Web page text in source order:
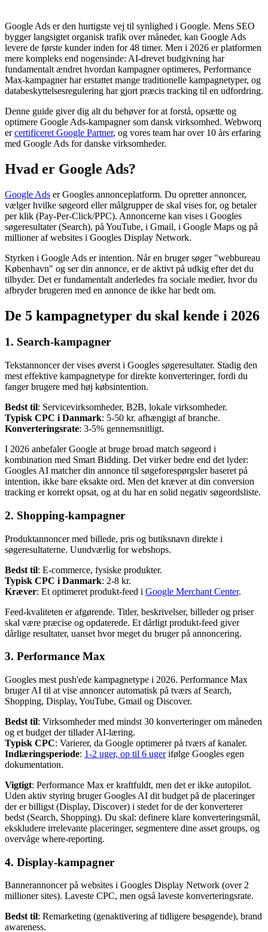
Google Ads er den hurtigste vej til synlighed i Google. Mens SEO
bygger langsigtet organisk trafik over måneder, kan Google Ads
levere de første kunder inden for 48 timer. Men i 2026 er platformen
mere kompleks end nogensinde: AI-drevet budgivning har
fundamentalt ændret hvordan kampagner optimeres, Performance
Max-kampagner har erstattet mange traditionelle kampagnetyper, og
databeskyttelsesregulering har gjort præcis tracking til en udfordring.
Denne guide giver dig alt du behøver for at forstå, opsætte og
optimere Google Ads-kampagner som dansk virksomhed. Webworq
ercertificeret Google Partner, og vores team har over 10 års erfaring
med Google Ads for danske virksomheder.
Hvad er Google Ads?
Google Ads er Googles annonceplatform. Du opretter annoncer,
vælger hvilke søgeord eller målgrupper de skal vises for, og betaler
per klik (Pay-Per-Click/PPC). Annoncerne kan vises i Googles
søgeresultater (Search), på YouTube, i Gmail, i Google Maps og på
millioner af websites i Googles Display Network.
Styrken i Google Ads er intention. Når en bruger søger "webbureau
København" og ser din annonce, er de aktivt på udkig efter det du
tilbyder. Det er fundamentalt anderledes fra sociale medier, hvor du
afbryder brugeren med en annonce de ikke har bedt om.
De 5 kampagnetyper du skal kende i 2026
1. Search-kampagner
Tekstannoncer der vises øverst i Googles søgeresultater. Stadig den
mest effektive kampagnetype for direkte konverteringer, fordi du
fanger brugere med høj købsintention.
Bedst til: Servicevirksomheder, B2B, lokale virksomheder.
Typisk CPC i Danmark: 5-50 kr. afhængigt af branche.
Konverteringsrate: 3-5% gennemsnitligt.
I 2026 anbefaler Google at bruge broad match søgeord i
kombination med Smart Bidding. Det virker bedre end det lyder:
Googles AI matcher din annonce til søgeforespørgsler baseret på
intention, ikke bare eksakte ord. Men det kræver at din conversion
tracking er korrekt opsat, og at du har en solid negativ søgeordsliste.
2. Shopping-kampagner
Produktannoncer med billede, pris og butiksnavn direkte i
søgeresultaterne. Uundværlig for webshops.
Bedst til: E-commerce, fysiske produkter.
Typisk CPC i Danmark: 2-8 kr.
Kræver: Et optimeret produkt-feed i Google Merchant Center.
Feed-kvaliteten er afgørende. Titler, beskrivelser, billeder og priser
skal være præcise og opdaterede. Et dårligt produkt-feed giver
dårlige resultater, uanset hvor meget du bruger på annoncering.
3. Performance Max
Googles mest push'ede kampagnetype i 2026. Performance Max
bruger AI til at vise annoncer automatisk på tværs af Search,
Shopping, Display, YouTube, Gmail og Discover.
Bedst til: Virksomheder med mindst 30 konverteringer om måneden
og et budget der tillader AI-læring.
Typisk CPC: Varierer, da Google optimerer på tværs af kanaler.
Indlæringsperiode: 1-2 uger, op til 6 ugerifølge Googles egen
dokumentation.
Vigtigt: Performance Max er kraftfuldt, men det er ikke autopilot.
Uden aktiv styring bruger Googles AI dit budget på de placeringer
der er billigst (Display, Discover) i stedet for de der konverterer
bedst (Search, Shopping). Du skal: definere klare konverteringsmål,
ekskludere irrelevante placeringer, segmentere dine asset groups, og
overvåge where-reporting.
4. Display-kampagner
Bannerannoncer på websites i Googles Display Network (over 2
millioner sites). Laveste CPC, men også laveste konverteringsrate.
Bedst til: Remarketing (genaktivering af tidligere besøgende), brand
awareness.